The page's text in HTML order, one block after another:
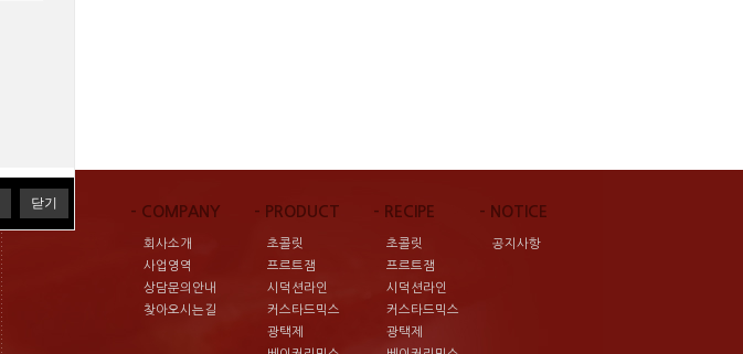
닫기
- COMPANY
회사소개
사업영역
상담문의안내
찾아오시는길
- PRODUCT
초콜릿
프르트잼
시덕션라인
커스타드믹스
광택제
- RECIPE
초콜릿
프르트잼
시덕션라인
커스타드믹스
광택제
- NOTICE
공지사항